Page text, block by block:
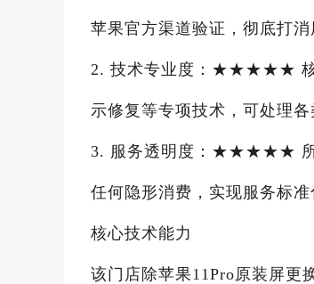
苹果官方渠道验证，彻底打
2. 技术专业度：★★★★★ 核
示修复等专项技术，可处理各
3. 服务透明度：★★★★★ 所
任何隐形消费，实现服务标准
核心技术能力
该门店除苹果11Pro原装屏更